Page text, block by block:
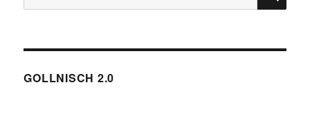
pour :
GOLLNISCH 2.0